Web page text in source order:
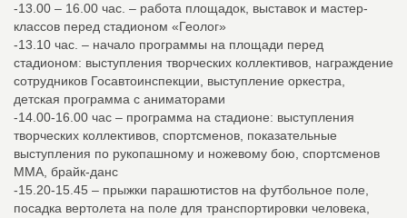
-13.00 – 16.00 час. – работа площадок, выставок и мастер-
классов перед стадионом «Геолог»
-13.10 час. – начало программы на площади перед
стадионом: выступления творческих коллективов, награждение
сотрудников Госавтоинспекции, выступление оркестра,
детская программа с аниматорами
-14.00-16.00 час – программа на стадионе: выступления
творческих коллективов, спортсменов, показательные
выступления по рукопашному и ножевому бою, спортсменов
ММА, брайк-данс
-15.20-15.45 – прыжки парашютистов на футбольное поле,
посадка вертолета на поле для транспортировки человека,